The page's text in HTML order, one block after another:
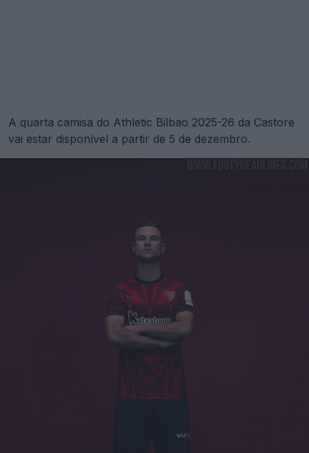
A quarta camisa do Athletic Bilbao 2025-26 da Castore
vai estar disponível a partir de 5 de dezembro.